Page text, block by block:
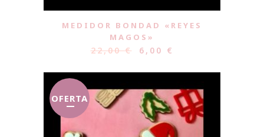
MEDIDOR BONDAD «REYES
MAGOS»
22,00€ 6,00 €
OFERTA